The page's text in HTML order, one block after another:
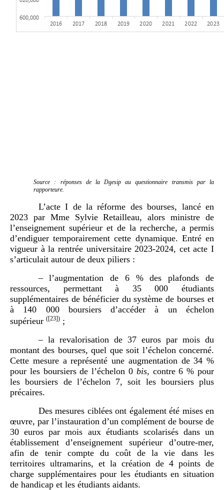
Source : réponses de la Dgesip au questionnaire transmis par la
rapporteure.
L’acte I de la réforme des bourses, lancé en
2023 par Mme Sylvie Retailleau, alors ministre de
l’enseignement supérieur et de la recherche, a permis
d’endiguer temporairement cette dynamique. Entré en
vigueur à la rentrée universitaire 2023-2024, cet acte I
s’articulait autour de deux piliers :
– l’augmentation de 6 % des plafonds de
ressources, permettant à 35 000 étudiants
supplémentaires de bénéficier du système de bourses et
à 140 000 boursiers d’accéder à un échelon
supérieur ([23]) ;
– la revalorisation de 37 euros par mois du
montant des bourses, quel que soit l’échelon concerné.
Cette mesure a représenté une augmentation de 34 %
pour les boursiers de l’échelon 0 bis, contre 6 % pour
les boursiers de l’échelon 7, soit les boursiers plus
précaires.
Des mesures ciblées ont également été mises en
œuvre, par l’instauration d’un complément de bourse de
30 euros par mois aux étudiants scolarisés dans un
établissement d’enseignement supérieur d’outre-mer,
afin de tenir compte du coût de la vie dans les
territoires ultramarins, et la création de 4 points de
charge supplémentaires pour les étudiants en situation
de handicap et les étudiants aidants.